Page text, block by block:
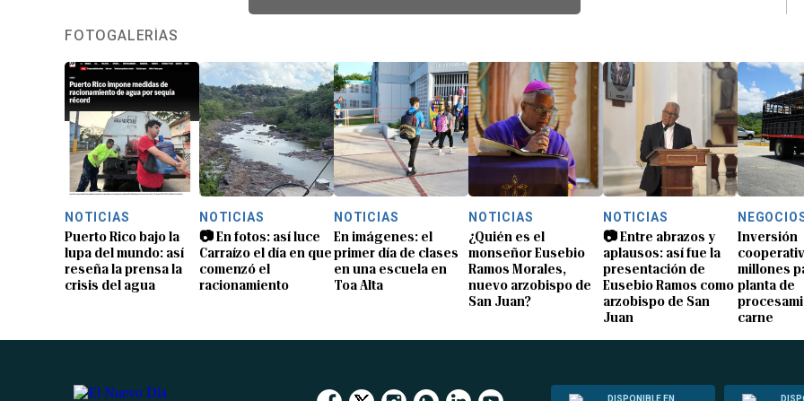
FOTOGALERÍAS
NOTICIAS
Puerto Rico bajo la
lupa del mundo: así
reseña la prensa la
crisis del agua
NOTICIAS
📷 En fotos: así luce
Carraízo el día en que
comenzó el
racionamiento
NOTICIAS
En imágenes: el
primer día de clases
en una escuela en
Toa Alta
NOTICIAS
¿Quién es el
monseñor Eusebio
Ramos Morales,
nuevo arzobispo de
San Juan?
NOTICIAS
📷 Entre abrazos y
aplausos: así fue la
presentación de
Eusebio Ramos como
arzobispo de San
Juan
Inversión
millones
planta de
carne
DISPONIBLE EN